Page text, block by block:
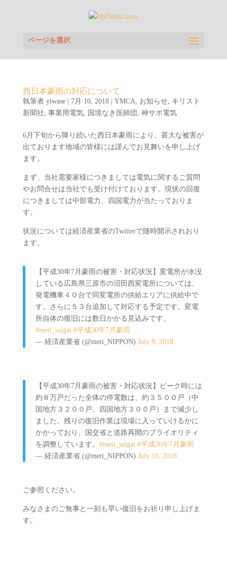
ページを選択
西日本豪雨の対応について
執筆者 yiwase| 7月 10, 2018| YMCA, お知らせ, キリスト
新聞社, 事業用電気, 国境なき医師団 , 神サポ電気
6月下旬から降り続いた西日本豪雨により、甚大な被害が
出ております地域の皆様には謹んでお見舞いを申し上げ
ます。
まず、当社需要家様につきましては電気に関するご質問
やお問合せは当社でも受け付けております。現状の回復
につきましては中部電力、四国電力が当たっておりま
す。
状況については経済産業省のTwitterで随時開示されおり
ます。
【平成30年7月豪雨の被害・対応状況】変電所が水没
している広島県三原市の沼田西変電所については、
発電機車４０台で同変電所の供給エリアに供給中で
す。さらに５３台追加して対応する予定です。変電
所自体の復旧には数日かかる見込みです。
#meti_saigai #平成30年7月豪雨
— 経済産業省 (@meti_NIPPON) July 9, 2018
【平成30年7月豪雨の被害・対応状況】ピーク時には
約８万戸だった全体の停電数は、約３５００戸（中
国地方３２００戸、四国地方３００戸）まで減少し
ました。残りの復旧作業は現場に入っていけるかに
かかっており、国交省と道路再開のプライオリティ
を調整しています。 #meti_saigai #平成30年7月豪雨
— 経済産業省 (@meti_NIPPON) July 10, 2018
ご参照ください。
みなさまのご無事と一刻も早い復旧をお祈り申し上げま
す。